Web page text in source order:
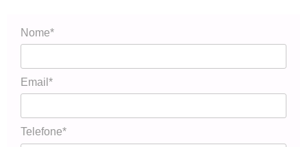
Nome*
Email*
Telefone*